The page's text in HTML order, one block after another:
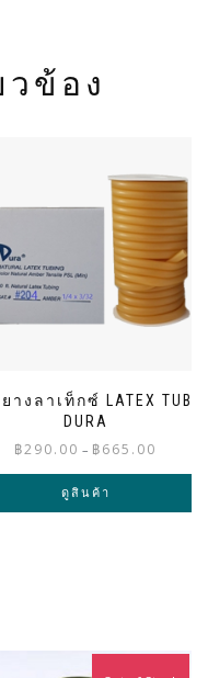
ข้อง
างลาเท็กซ์ LATEX TUBE
DURA
฿290.00 – ฿665.00
through
ดูสินค้า